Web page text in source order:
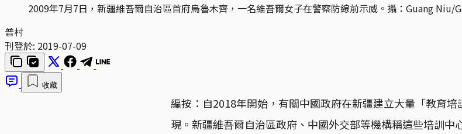
2009年7月7日，新疆維吾爾自治區首府烏魯木齊，一名維吾爾女子在警察防線前示威。攝：Guang Niu/
普村
刊登於: 2019-07-09
收藏
編按：自2018年開始，有關中國政府在新疆建立大量「教育
現。新疆維吾爾自治區政府、中國外交部等機構稱這些培訓中